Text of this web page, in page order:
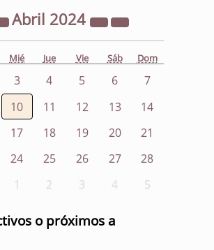
Abril 2024
Mié Jue Vie Sáb Dom
3 4 5 6
7
10 11 12 13
14
17 18 19 20
21
24 25 26 27
28
1 2 3 4 5
o próximos a